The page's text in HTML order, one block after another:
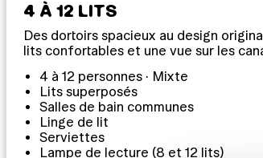
4 À 12 LITS
Des dortoirs spacieux au design
lits confortables et une vue sur les
4 à 12 personnes · Mixte
Lits superposés
Salles de bain communes
Linge de lit
Serviettes
Lampe de lecture (8 et 12 lits)